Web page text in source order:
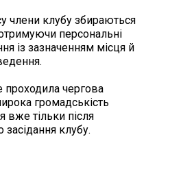
члени клубу збираються
персональні
із зазначенням місця й
проходила чергова
громадськість
вже тільки після
засідання клубу.